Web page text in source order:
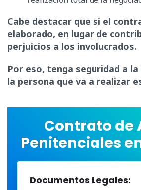
Cabe destacar que si el
elaborado, en lugar de
perjuicios a los involucrados.
Por eso, tenga seguridad a
la persona que va a realizar
Contrato de
Penitenciales
Documentos Legales: